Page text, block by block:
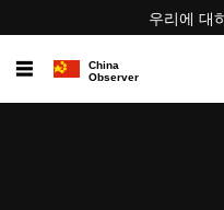
우리에 대
☰